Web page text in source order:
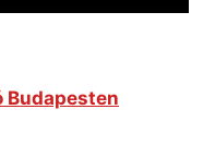
Budapesten